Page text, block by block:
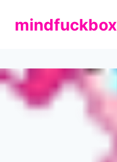
Inhaltmindfuckbox